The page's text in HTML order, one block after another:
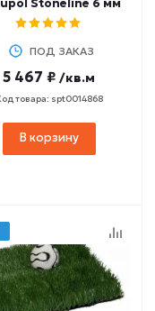
Stoneline 6 мм
ПОД ЗАКАЗ
5 467 ₽ /кв.м
товара: spt0014868
В корзину